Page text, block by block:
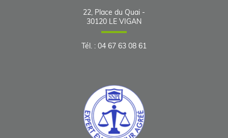
22, Place du Quai -
30120 LE VIGAN
Tél. : 04 67 63 08 61